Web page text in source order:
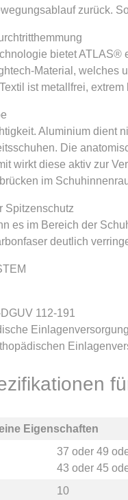
zurück.
bietet
Material, welches
ist metallfrei,
Aluminium dient
Die
wirkt diese aktiv zur
im
Spitzenschutz
es im Bereich der
deutlich
112-191
Eigenschaften
37 oder 49
43 oder 45
10